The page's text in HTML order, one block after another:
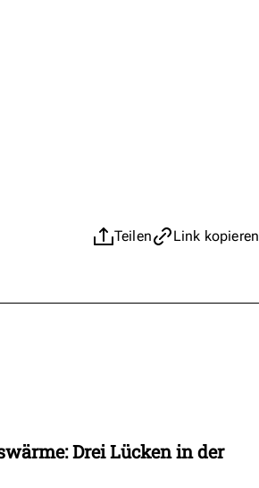
Teilen Link kopieren
Drei Lücken in der